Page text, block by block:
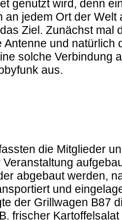
genutzt wird, denn
an jedem Ort der Welt
Ziel. Zunächst mal
Antenne und natürlich
solche Verbindung
aus.
die Mitglieder
abgebaut werden,
und
der Grillwagen B87
frischer